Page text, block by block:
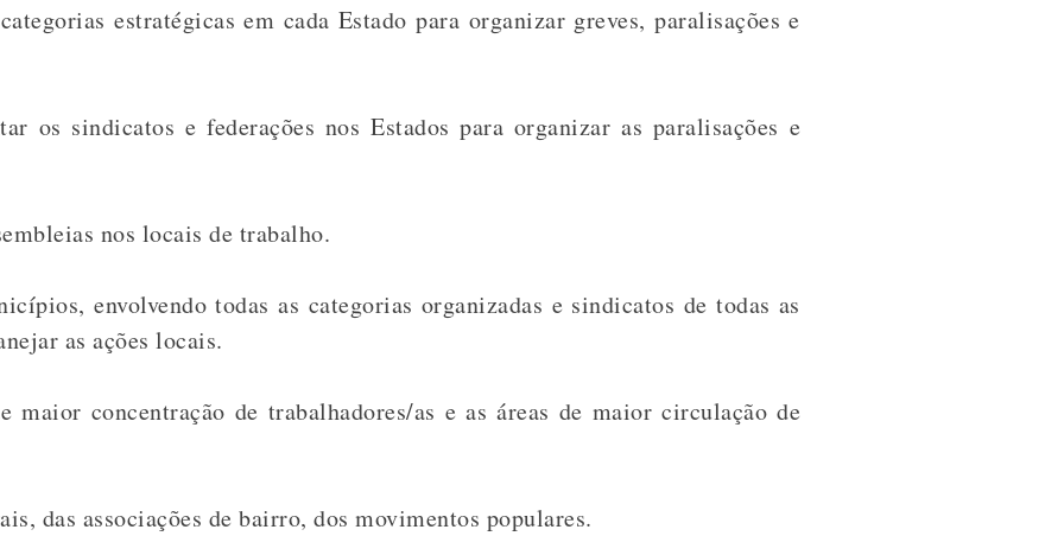
estratégicas em cada Estado para organizar greves, paralisações e
os sindicatos e federações nos Estados para organizar as paralisações e
nos locais de trabalho.
envolvendo todas as categorias organizadas e sindicatos de todas as
as ações locais.
maior concentração de trabalhadores/as e as áreas de maior circulação de
das associações de bairro, dos movimentos populares.